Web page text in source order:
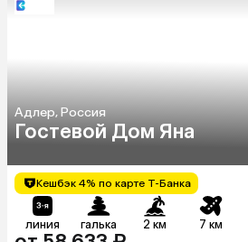
Адлер, Россия
Гостевой Дом Яна
Кешбэк 4% по карте Т-Банка
линия галька 2 км 7 км